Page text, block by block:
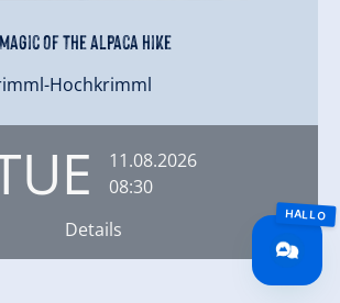
of the alpaca hike
Hochkrimml
11.08.2026
08:30
Details